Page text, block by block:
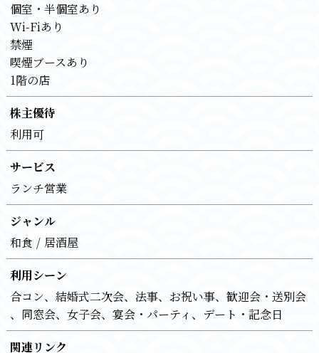
個室・半個室あり
Wi-Fiあり
禁煙
喫煙ブースあり
1階の店
株主優待
利用可
サービス
ランチ営業
ジャンル
和食
居酒屋
利用シーン
合コン
結婚式二次会 法事 お祝い事
歓迎会・送別会
同窓会
女子会 宴会・パーティ
デート・記念日
関連リンク